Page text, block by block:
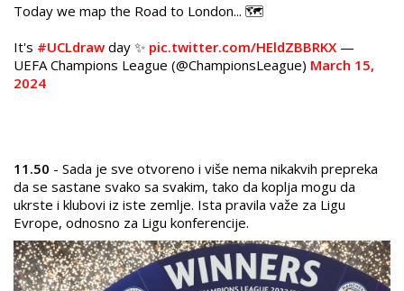
Today we map the Road to London... 🗺️
It's #UCLdraw day ✨ pic.twitter.com/HEldZBBRKX —
UEFA Champions League (@ChampionsLeague) March 15,
2024
11.50 - Sada je sve otvoreno i više nema nikakvih prepreka
da se sastane svako sa svakim, tako da koplja mogu da
ukrste i klubovi iz iste zemlje. Ista pravila važe za Ligu
Evrope, odnosno za Ligu konferencije.